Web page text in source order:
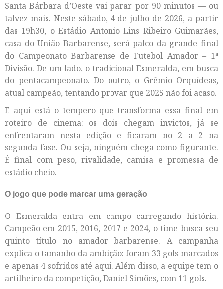
Santa Bárbara d’Oeste vai parar por 90 minutos — ou
talvez mais. Neste sábado, 4 de julho de 2026, a partir
das 19h30, o Estádio Antonio Lins Ribeiro Guimarães,
casa do União Barbarense, será palco da grande final
do Campeonato Barbarense de Futebol Amador – 1ª
Divisão. De um lado, o tradicional Esmeralda, em busca
do pentacampeonato. Do outro, o Grêmio Orquídeas,
atual campeão, tentando provar que 2025 não foi acaso.
E aqui está o tempero que transforma essa final em
roteiro de cinema: os dois chegam invictos, já se
enfrentaram nesta edição e ficaram no 2 a 2 na
segunda fase. Ou seja, ninguém chega como figurante.
É final com peso, rivalidade, camisa e promessa de
estádio cheio.
O jogo que pode marcar uma geração
O Esmeralda entra em campo carregando história.
Campeão em 2015, 2016, 2017 e 2024, o time busca seu
quinto título no amador barbarense. A campanha
explica o tamanho da ambição: foram 33 gols marcados
e apenas 4 sofridos até aqui. Além disso, a equipe tem o
artilheiro da competição, Daniel Simões, com 11 gols.